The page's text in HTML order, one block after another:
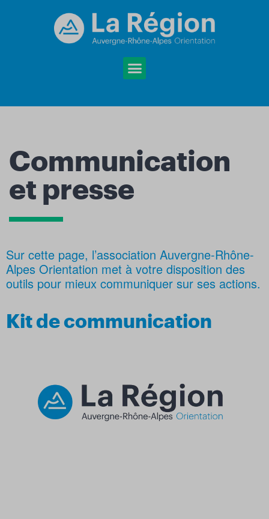
Communication
et presse
Sur cette page, l’association Auvergne-Rhône-
Alpes Orientation met à votre disposition des
outils pour mieux communiquer sur ses actions.
Kit de communication